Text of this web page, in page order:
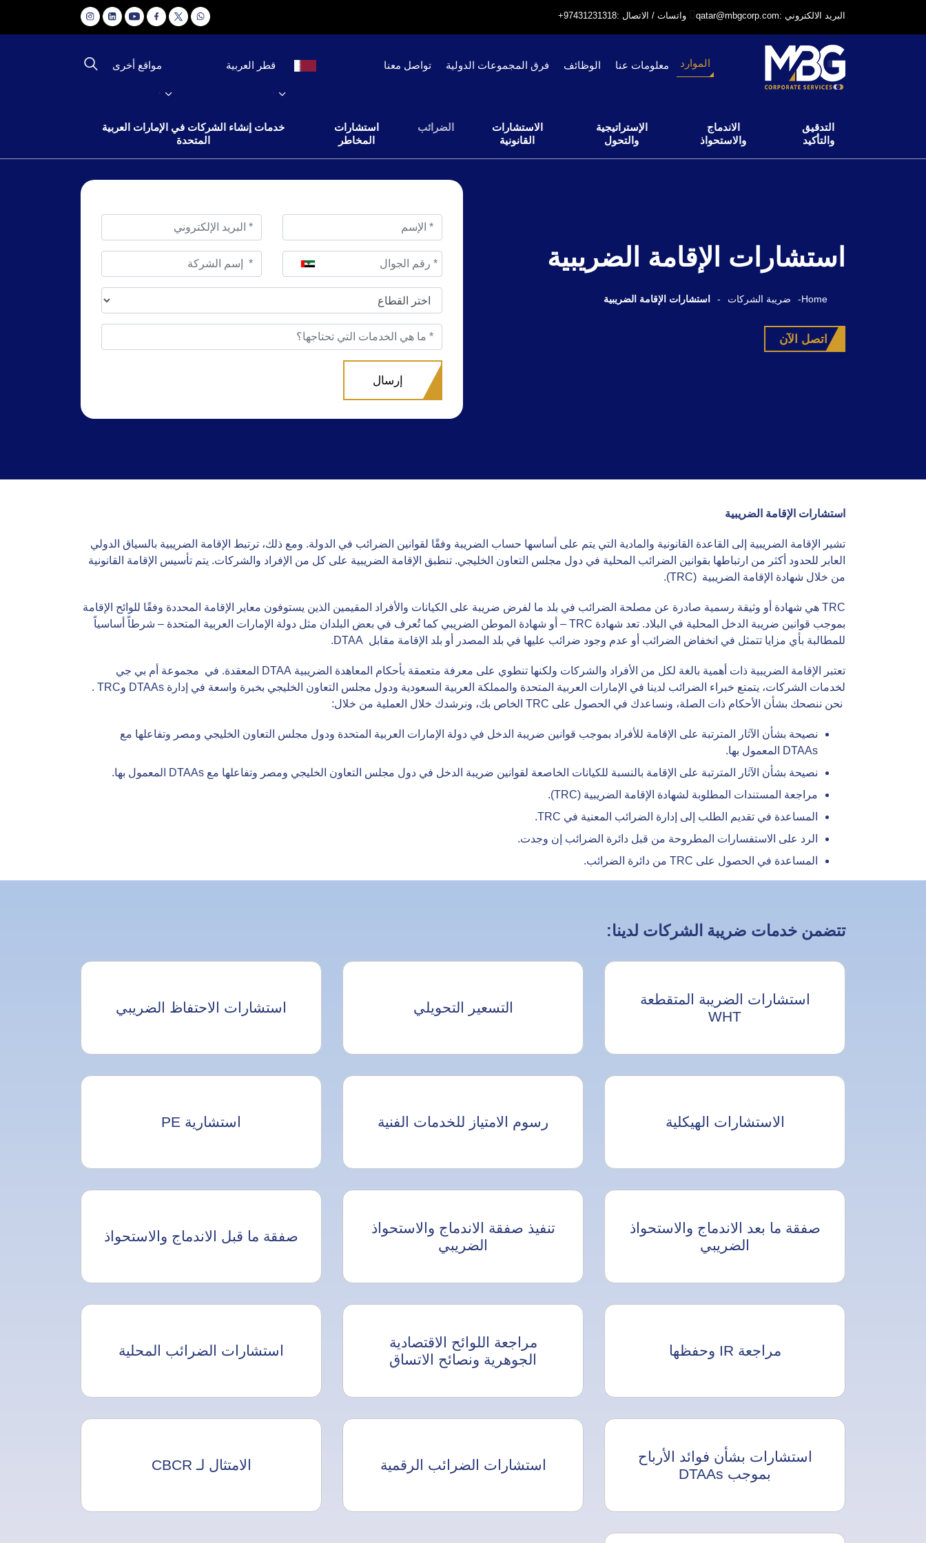
+97431231318: واتسات / الاتصال qatar@mbgcorp.com: البريد الالكتروني
الموارد معلومات عنا الوظائف فرق المجموعات الدولية تواصل معنا قطر العربية مواقع أخرى
التدقيق
والتأكيد
الاندماج
والاستحواذ
الإستراتيجية
والتحول
الاستشارات
القانونية
الضرائب
استشارات
المخاطر
خدمات إنشاء الشركات في الإمارات العربية
المتحدة
استشارات الإقامة الضريبية
Home
- ضريبة الشركات - استشارات الإقامة الضريبية
اتصل الآن
استشارات الإقامة الضريبية
تشير الإقامة الضريبية إلى القاعدة القانونية والمادية التي يتم على أساسها حساب الضريبة وفقًا لقوانين الضرائب في الدولة. ومع ذلك، ترتبط الإقامة الضريبية بالسياق الدولي
العابر للحدود أكثر من ارتباطها بقوانين الضرائب المحلية في دول مجلس التعاون الخليجي. تنطبق الإقامة الضريبية على كل من الإفراد والشركات. يتم تأسيس الإقامة القانونية
من خلال شهادة الإقامة الضريبية (TRC).
TRC هي شهادة أو وثيقة رسمية صادرة عن مصلحة الضرائب في بلد ما لفرض ضريبة على الكيانات والأفراد المقيمين الذين يستوفون معاير الإقامة المحددة وفقًا للوائح الإقامة
بموجب قوانين ضريبة الدخل المحلية في البلاد. تعد شهادة TRC – أو شهادة الموطن الضريبي كما تُعرف في بعض البلدان مثل دولة الإمارات العربية المتحدة – شرطاً أساسياً
للمطالبة بأي مزايا تتمثل في انخفاض الضرائب أو عدم وجود ضرائب عليها في بلد المصدر أو بلد الإقامة مقابل DTAA.
تعتبر الإقامة الضريبية ذات أهمية بالغة لكل من الأفراد والشركات ولكنها تنطوي على معرفة متعمقة بأحكام المعاهدة الضريبية DTAA المعقدة. في مجموعة أم بي جي
لخدمات الشركات، يتمتع خبراء الضرائب لدينا في الإمارات العربية المتحدة والمملكة العربية السعودية ودول مجلس التعاون الخليجي بخبرة واسعة في إدارة DTAAs وTRC .
نحن ننصحك بشأن الأحكام ذات الصلة، ونساعدك في الحصول على TRC الخاص بك، ونرشدك خلال العملية من خلال:
نصيحة بشأن الآثار المترتبة على الإقامة للأفراد بموجب قوانين ضريبة الدخل في دولة الإمارات العربية المتحدة ودول مجلس التعاون الخليجي ومصر وتفاعلها مع
DTAAs المعمول بها.
نصيحة بشأن الآثار المترتبة على الإقامة بالنسبة للكيانات الخاصعة لقوانين ضريبة الدخل في دول مجلس التعاون الخليجي ومصر وتفاعلها مع DTAAs المعمول بها.
مراجعة المستندات المطلوبة لشهادة الإقامة الضريبية (TRC).
المساعدة في تقديم الطلب إلى إدارة الضرائب المعنية في TRC.
الرد على الاستفسارات المطروحة من قبل دائرة الضرائب إن وجدت.
المساعدة في الحصول على TRC من دائرة الضرائب.
تتضمن خدمات ضريبة الشركات لدينا:
استشارات الضريبة المتقطعة
WHT
التسعير التحويلي استشارات الاحتفاظ الضريبي
الاستشارات الهيكلية رسوم الامتياز للخدمات الفنية استشارية PE
صفقة ما بعد الاندماج والاستحواذ
الضريبي
تنفيذ صفقة الاندماج والاستحواذ
الضريبي
صفقة ما قبل الاندماج والاستحواذ
مراجعة IR وحفظها
مراجعة اللوائح الاقتصادية
الجوهرية ونصائح الاتساق
استشارات الضرائب المحلية
استشارات بشأن فوائد الأرباح
بموجب DTAAs
استشارات الضرائب الرقمية الامتثال لـ CBCR